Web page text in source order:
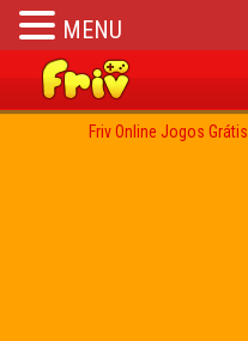
Friv Online Jogos Grátis
MENU